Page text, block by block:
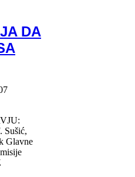
DA
Sušić,
Glavne